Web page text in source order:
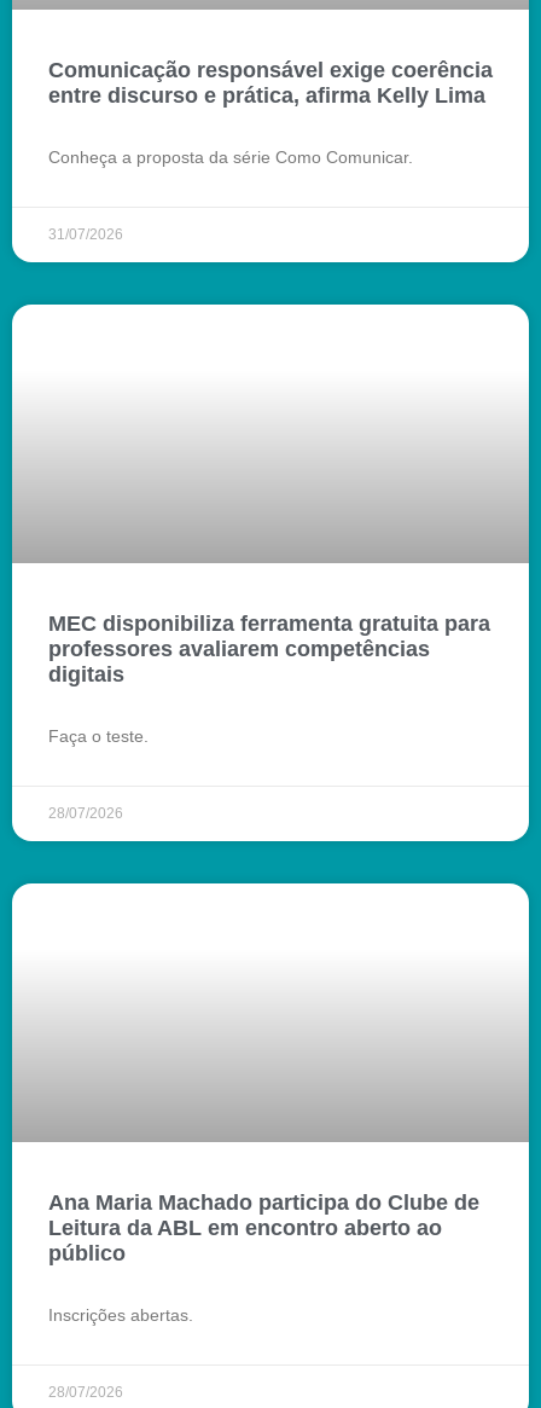
Comunicação responsável exige coerência
entre discurso e prática, afirma Kelly Lima
Conheça a proposta da série Como Comunicar.
31/07/2026
MEC disponibiliza ferramenta gratuita para
professores avaliarem competências
digitais
Faça o teste.
28/07/2026
Ana Maria Machado participa do Clube de
Leitura da ABL em encontro aberto ao
público
Inscrições abertas.
28/07/2026